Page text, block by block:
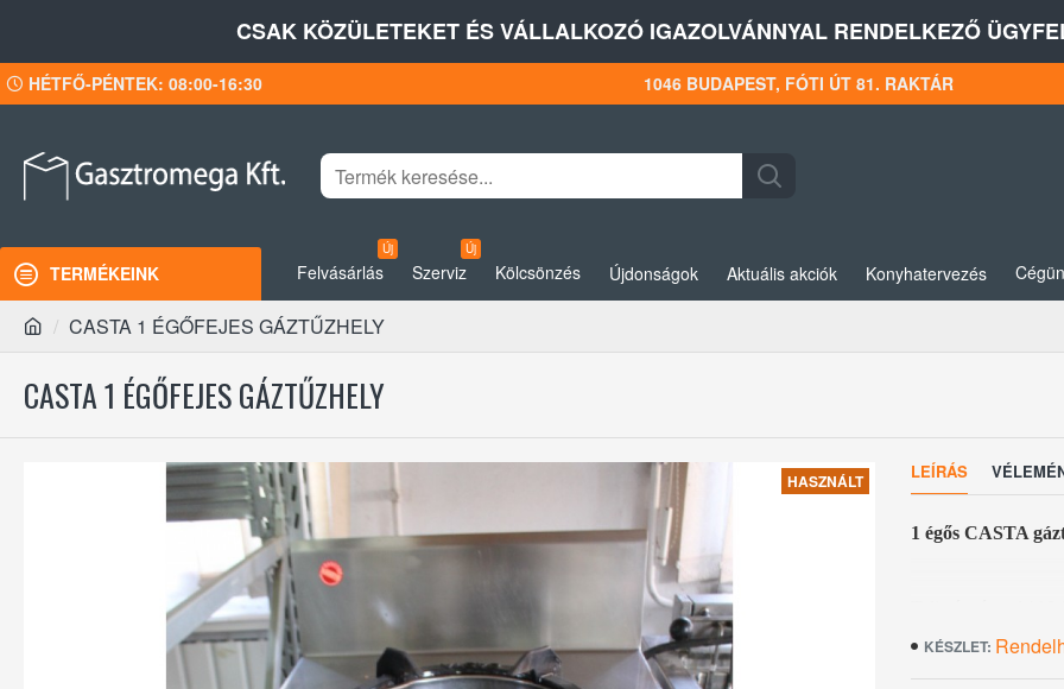
CSAK KÖZÜLETEKET ÉS VÁLLALKOZÓ IGAZOLVÁNNYAL RENDELKEZŐ
HÉTFŐ-PÉNTEK: 08:00-16:30 1046 BUDAPEST, FÓTI ÚT 81. RAKTÁR
TERMÉKEINK Felvásárlás
Új
Szerviz
Új
Kölcsönzés Újdonságok Aktuális akciók Konyhatervezés
CASTA 1 ÉGŐFEJES GÁZTŰZHELY
CASTA 1 ÉGŐFEJES GÁZTŰZHELY
HASZNÁLT LEÍRÁS
1 égős CASTA
Méretek: 60 x 70 x
KÉSZLET: